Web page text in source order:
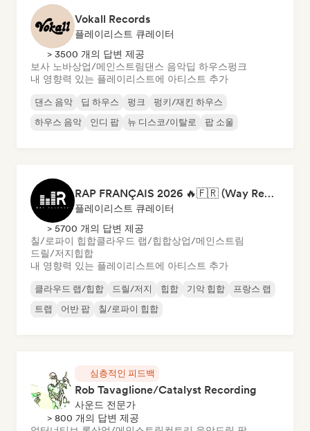
Vokall Records
플레이리스트 큐레이터
> 3500 개의 답변 제공
보사 노바상업/메인스트림댄스 음악딥 하우스펑크
내 영향력 있는 플레이리스트에 아티스트 추가
댄스 음악 딥 하우스 펑크
펑키/재킨 하우스
하우스 음악
인디 팝 뉴 디스코/이탈로 팝 소울
RAP FRANÇAIS 2026 🔥🇫🇷 (Way Records)
플레이리스트 큐레이터
> 5700 개의 답변 제공
칠/로파이 힙합클라우드 랩/힙합상업/메인스트림
드릴/저지힙합
내 영향력 있는 플레이리스트에 아티스트 추가
클라우드 랩/힙합 드릴/저지 힙합 기악 힙합
프랑스 랩
트랩
어반 팝 칠/로파이 힙합
심층적인 피드백
Rob Tavaglione/Catalyst Recording
사운드 전문가
> 800 개의 답변 제공